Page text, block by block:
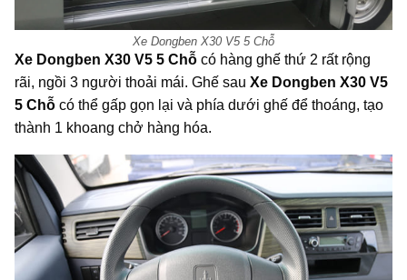
Xe Dongben X30 V5 5 Chỗ
Xe Dongben X30 V5 5 Chỗ có hàng ghế thứ 2 rất rộng
rãi, ngồi 3 người thoải mái. Ghế sau Xe Dongben X30 V5
5 Chỗ có thể gấp gọn lại và phía dưới ghế để thoáng, tạo
thành 1 khoang chở hàng hóa.